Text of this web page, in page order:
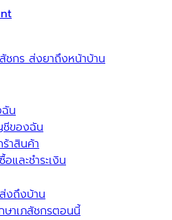
ชกร ส่งยาถึงหน้าบ้าน
น
ของฉัน
ร้าสินค้า
และชำระเงิน
งถึงบ้าน
ษาเภสัชกรตอนนี้